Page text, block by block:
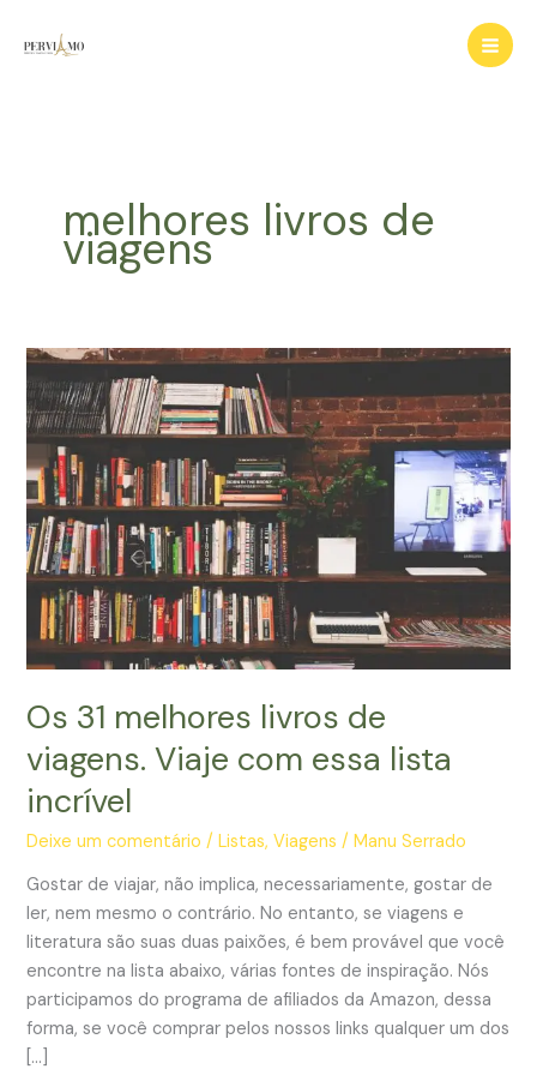
para
melhores livros de
viagens
Os 31 melhores livros de
viagens. Viaje com essa lista
incrível
Deixe um comentário /Listas,Viagens /Manu Serrado
Gostar de viajar, não implica, necessariamente, gostar de
ler, nem mesmo o contrário. No entanto, se viagens e
literatura são suas duas paixões, é bem provável que você
encontre na lista abaixo, várias fontes de inspiração. Nós
participamos do programa de afiliados da Amazon, dessa
forma, se você comprar pelos nossos links qualquer um dos
[…]